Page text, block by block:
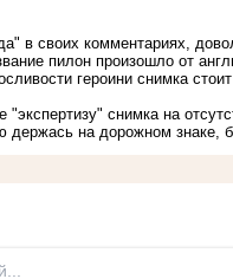
в своих комментариях,
пилон произошло от
героини снимка
"экспертизу" снимка на
держась на дорожном знаке,